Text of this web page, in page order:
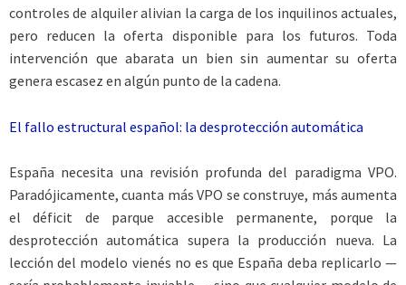
controles de alquiler alivian la carga de los inquilinos actuales,
pero reducen la oferta disponible para los futuros. Toda
intervención que abarata un bien sin aumentar su oferta
genera escasez en algún punto de la cadena.
El fallo estructural español: la desprotección automática
España necesita una revisión profunda del paradigma VPO.
Paradójicamente, cuanta más VPO se construye, más aumenta
el déficit de parque accesible permanente, porque la
desprotección automática supera la producción nueva. La
lección del modelo vienés no es que España deba replicarlo —